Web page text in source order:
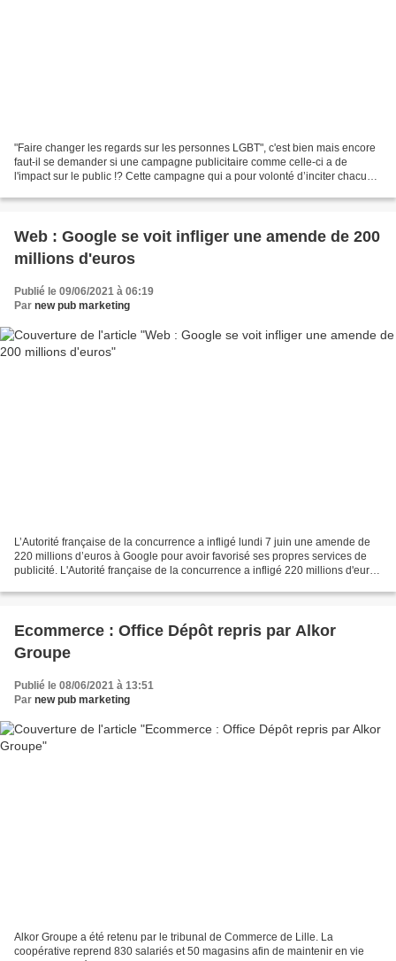
"Faire changer les regards sur les personnes LGBT", c'est bien mais encore
faut-il se demander si une campagne publicitaire comme celle-ci a de
l'impact sur le public !? Cette campagne qui a pour volonté d’inciter chacun à
Web : Google se voit infliger une amende de 200
millions d'euros
Publié le 09/06/2021 à 06:19
Par new pub marketing
L’Autorité française de la concurrence a infligé lundi 7 juin une amende de
220 millions d’euros à Google pour avoir favorisé ses propres services de
publicité. L'Autorité française de la concurrence a infligé 220 millions d'euros
Ecommerce : Office Dépôt repris par Alkor
Groupe
Publié le 08/06/2021 à 13:51
Par new pub marketing
Alkor Groupe a été retenu par le tribunal de Commerce de Lille. La
coopérative reprend 830 salariés et 50 magasins afin de maintenir en vie